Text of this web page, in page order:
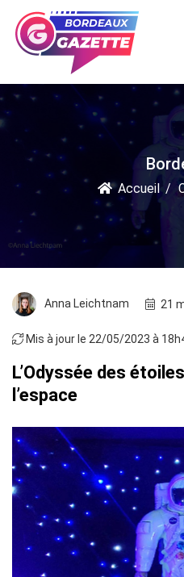
Accueil
Anna Leichtnam 21
Mis à jour le 22/05/2023 à
L’Odyssée des
l’espace